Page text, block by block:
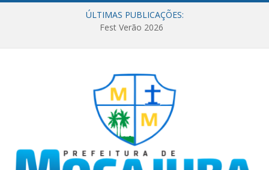
ÚLTIMAS PUBLICAÇÕES:
Fest Verão 2026